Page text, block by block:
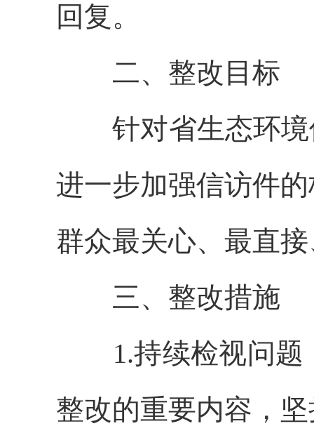
回复。
二、整改目标
针对省生态环
进一步加强信访件
群众最关心、最直
三、整改措施
1.持续检视问
整改的重要内容，